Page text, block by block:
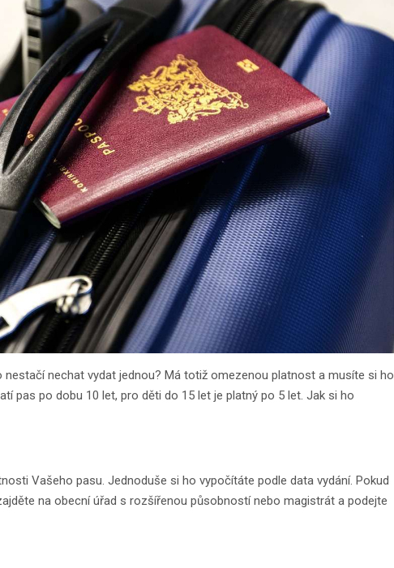
nestačí nechat vydat jednou? Má totiž omezenou platnost a musíte si ho
pas po dobu 10 let, pro děti do 15 let je platný po 5 let. Jak si ho
Vašeho pasu. Jednoduše si ho vypočítáte podle data vydání. Pokud
na obecní úřad s rozšířenou působností nebo magistrát a podejte